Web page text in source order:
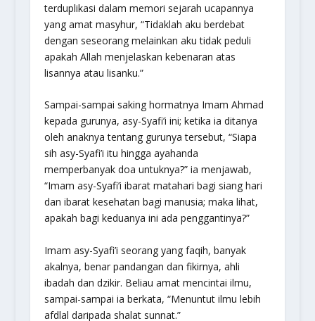
terduplikasi dalam memori sejarah ucapannya
yang amat masyhur, “Tidaklah aku berdebat
dengan seseorang melainkan aku tidak peduli
apakah Allah menjelaskan kebenaran atas
lisannya atau lisanku.”
Sampai-sampai saking hormatnya Imam Ahmad
kepada gurunya, asy-Syafi’i ini; ketika ia ditanya
oleh anaknya tentang gurunya tersebut, “Siapa
sih asy-Syafi’i itu hingga ayahanda
memperbanyak doa untuknya?”ia menjawab,
“Imam asy-Syafi’i ibarat matahari bagi siang hari
dan ibarat kesehatan bagi manusia; maka lihat,
apakah bagi keduanya ini ada penggantinya?”
Imam asy-Syafi’i seorang yang faqih, banyak
akalnya, benar pandangan dan fikirnya, ahli
ibadah dan dzikir. Beliau amat mencintai ilmu,
sampai-sampai ia berkata, “Menuntut ilmu lebih
afdlal daripada shalat sunnat.”